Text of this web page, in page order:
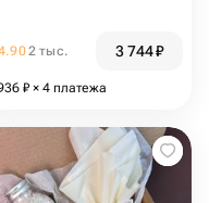
2 тыс. 3 744₽
₽ × 4 платежа